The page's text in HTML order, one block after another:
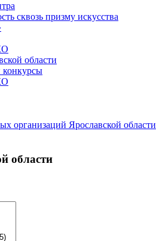
сквозь призму искусства
области
конкурсы
организаций Ярославской области
области